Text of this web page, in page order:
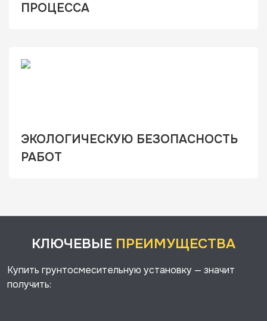
ПРОЦЕССА
ЭКОЛОГИЧЕСКУЮ БЕЗОПАСНОСТЬ
РАБОТ
КЛЮЧЕВЫЕ ПРЕИМУЩЕСТВА
Купить грунтосмесительную установку — значит
получить: